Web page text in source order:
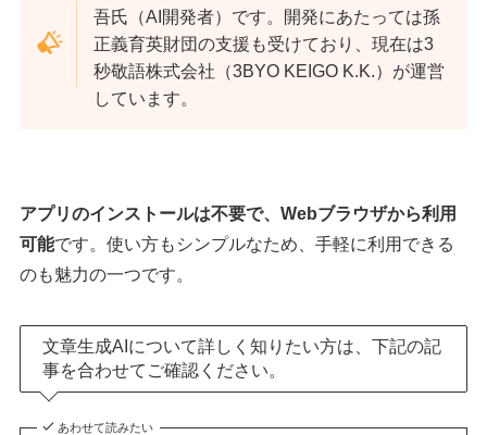
吾氏（AI開発者）です。開発にあたっては孫
正義育英財団の支援も受けており、現在は3
秒敬語株式会社（3BYO KEIGO K.K.）が運営
しています。
アプリのインストールは不要で、Webブラウザから利用
可能です。使い方もシンプルなため、手軽に利用できる
のも魅力の一つです。
文章生成AIについて詳しく知りたい方は、下記の記
事を合わせてご確認ください。
あわせて読みたい